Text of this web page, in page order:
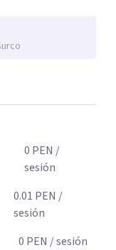
En lugar de
te guiaré a
tienes un
0 PEN /
sesión
0.01 PEN /
sesión
0 PEN / sesión